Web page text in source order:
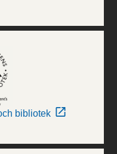
bibliotek